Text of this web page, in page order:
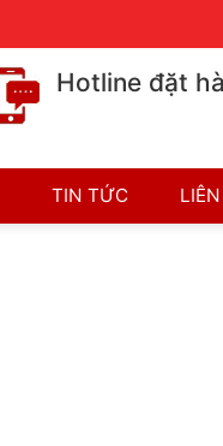
Hotline đặt
TIN TỨC